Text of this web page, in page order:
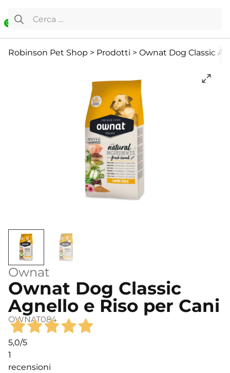
0
Ricerca per:
Robinson Pet Shop > Prodotti > Ownat Dog Classic
Ownat
Ownat Dog Classic
Agnello e Riso per Cani
OWNAT084
5,0/5
1
recensioni